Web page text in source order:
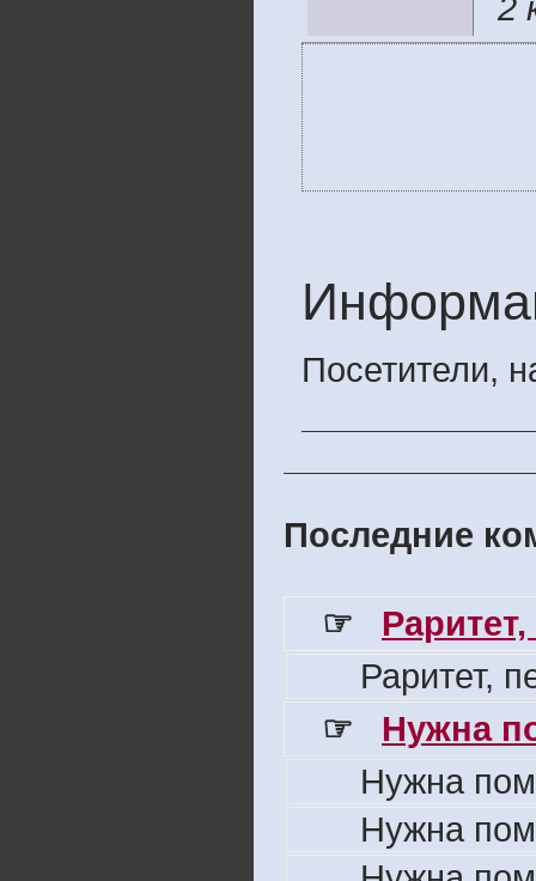
2
Посетители,
Последние
☞
Раритет,
☞
Нужна
Нужна
Нужна